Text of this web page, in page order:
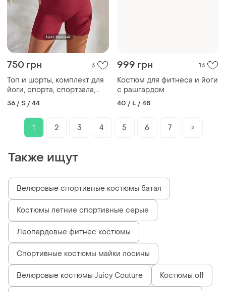
750 грн 3
Топ и шорты, комплект для
йоги, спорта, спортзала,
фитнеса
36 / S / 44
999 грн 13
Костюм для фитнеса и йоги
с рашгардом
40 / L / 48
1 2 3 4 5 6 7 >
Также ищут
Велюровые спортивные костюмы батал
Костюмы летние спортивные серые
Леопардовые фитнес костюмы
Спортивные костюмы майки лосины
Велюровые костюмы Juicy Couture Костюмы off